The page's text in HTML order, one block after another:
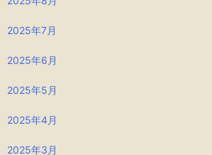
2025年7月
2025年6月
2025年5月
2025年4月
2025年3月